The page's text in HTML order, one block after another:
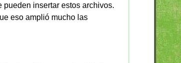
pueden insertar estos archivos.
eso amplió mucho las